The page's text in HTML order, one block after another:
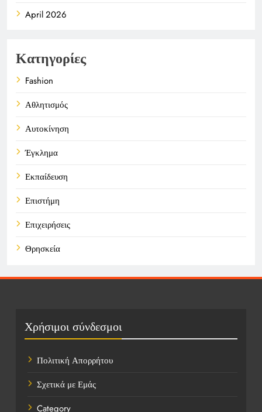
April 2026
Κατηγορίες
Fashion
Αθλητισμός
Αυτοκίνηση
Έγκλημα
Εκπαίδευση
Επιστήμη
Επιχειρήσεις
Θρησκεία
Πολιτική
Υγεία
Χρήσιμοι σύνδεσμοι
Πολιτική Απορρήτου
Σχετικά με Εμάς
Category